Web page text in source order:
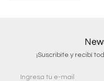
¡Suscribite y recibí